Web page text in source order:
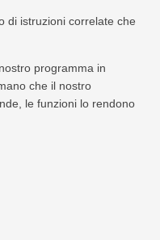
di istruzioni correlate che
programma in
che il nostro
le funzioni lo rendono